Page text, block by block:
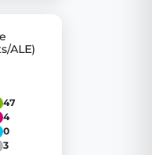
ALE)
47
4
0
3